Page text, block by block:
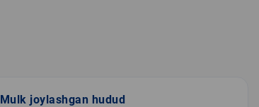
Mulk joylashgan hudud